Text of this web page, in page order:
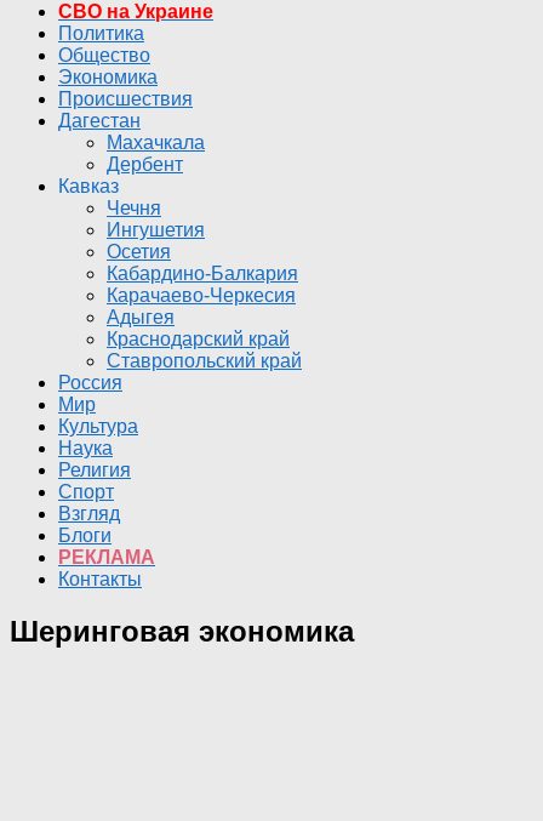
СВО на Украине
Политика
Общество
Экономика
Происшествия
Дагестан
Махачкала
Дербент
Кавказ
Чечня
Ингушетия
Осетия
Кабардино-Балкария
Карачаево-Черкесия
Адыгея
Краснодарский край
Ставропольский край
Россия
Мир
Культура
Наука
Религия
Спорт
Взгляд
Блоги
РЕКЛАМА
Контакты
Шеринговая экономика